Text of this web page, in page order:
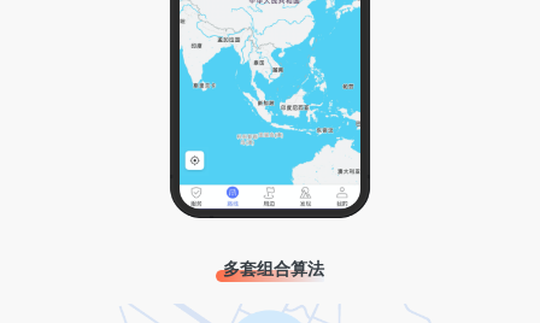
多套组合算法